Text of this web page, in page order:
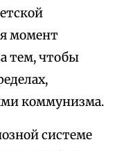
момент
тем, чтобы
коммунизма.
системе